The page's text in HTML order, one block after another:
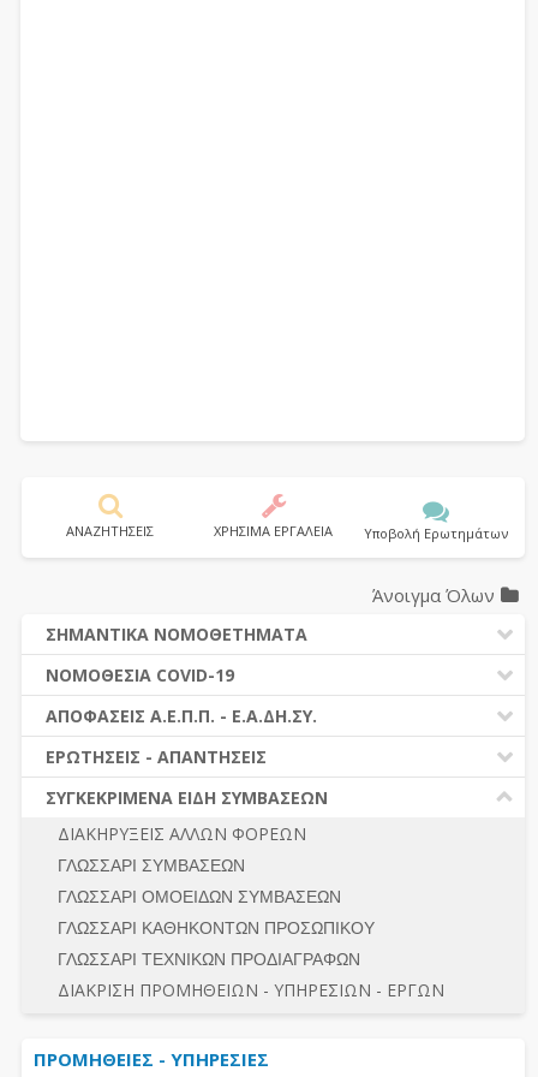
ΑΝΑΖΗΤΗΣΕΙΣ ΧΡΗΣΙΜΑ ΕΡΓΑΛΕΙΑ Υποβολή Ερωτημάτων
Άνοιγμα Όλων
ΣΗΜΑΝΤΙΚΑ ΝΟΜΟΘΕΤΗΜΑΤΑ
ΔΗΜΟΣΙΕΣ ΣΥΜΒΑΣΕΙΣ (Ν. 4412/2016)
ΔΗΜΟΤΙΚΟΣ ΚΩΔΙΚΑΣ (Ν.3463/2006)
ΚΑΛΛΙΚΡΑΤΗΣ (Ν.3852/2010)
ΝΟΜΟΘΕΣΙΑ - ΝΟΜΟΛΟΓΙΑ (ΣΥΝΟΛΟ)
ΝΟΜΟΘΕΣΙΑ COVID-19
ΝΟΜΟΘΕΣΙΑ - ΝΟΜΟΛΟΓΙΑ COVID -19
ΕΡΩΤΗΣΕΙΣ - ΑΠΑΝΤΗΣΕΙΣ
ΑΠΟΦΑΣΕΙΣ Α.Ε.Π.Π. - Ε.Α.ΔΗ.ΣΥ.
ΠΡΟΔΙΚΑΣΤΙΚΗ ΠΡΟΣΦΥΓΗ
ΓΕΝΙΚΟΙ ΚΑΝΟΝΕΣ
ΔΙΚΑΙΟΥΜΕΝΟΙ ΣΥΜΜΕΤΟΧΗΣ
ΠΡΟΣΦΟΡΕΣ – ΔΙΚΑΙΟΛΟΓΗΤΙΚΑ ΣΥΜΜΕΤΟΧΗΣ
ΔΙΕΞΑΓΩΓΗ ΔΙΑΔΙΚΑΣΙΑΣ
ΕΣΗΔΗΣ – ΚΗΜΔΗΣ
ΠΕΡΙΛΗΨΕΙΣ ΑΠΟΦΑΣΕΩΝ Α.Ε.Π.Π. - Ε.Α.ΔΗ.ΣΥ.
ΣΥΝΟΛΟ
ΕΡΩΤΗΣΕΙΣ - ΑΠΑΝΤΗΣΕΙΣ
Ν. 4782/2021 - ΤΡΟΠΟΠΟΙΗΣΗ 4412/2016
ΔΙΕΞΑΓΩΓΗ ΔΙΑΔΙΚΑΣΙΑΣ
ΔΙΑΔΙΚΑΣΙΕΣ ΑΝΑΘΕΣΗΣ
ΓΕΝΙΚΟΙ ΚΑΝΟΝΕΣ
ΠΡΟΕΤΟΙΜΑΣΙΑ - ΔΗΜΟΣΙΟΤΗΤΑ
ΛΟΓΟΙ ΑΠΟΚΛΕΙΣΜΟΥ-ΔΙΚΑΙΟΥΜΕΝΟΙ ΣΥΜΜΕΤΟΧΗΣ
ΠΡΟΣΦΟΡΕΣ - ΔΙΚΑΙΟΛΟΓΗΤΙΚΑ ΣΥΜΜΕΤΟΧΗΣ
ΣΥΓΚΕΚΡΙΜΕΝΑ ΕΙΔΗ ΣΥΜΒΑΣΕΩΝ
ΔΙΑΚΗΡΥΞΕΙΣ ΑΛΛΩΝ ΦΟΡΕΩΝ
ΓΛΩΣΣΑΡΙ ΣΥΜΒΑΣΕΩΝ
ΓΛΩΣΣΑΡΙ ΟΜΟΕΙΔΩΝ ΣΥΜΒΑΣΕΩΝ
ΓΛΩΣΣΑΡΙ ΚΑΘΗΚΟΝΤΩΝ ΠΡΟΣΩΠΙΚΟΥ
ΓΛΩΣΣΑΡΙ ΤΕΧΝΙΚΩΝ ΠΡΟΔΙΑΓΡΑΦΩΝ
ΔΙΑΚΡΙΣΗ ΠΡΟΜΗΘΕΙΩΝ - ΥΠΗΡΕΣΙΩΝ - ΕΡΓΩΝ
ΠΡΟΜΗΘΕΙΕΣ - ΥΠΗΡΕΣΙΕΣ